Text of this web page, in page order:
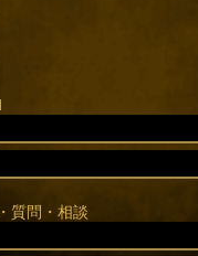
質問・相談